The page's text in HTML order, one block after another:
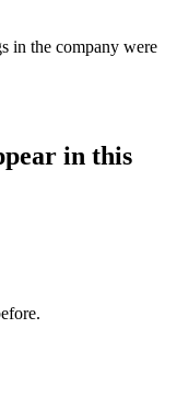
the company were
in this